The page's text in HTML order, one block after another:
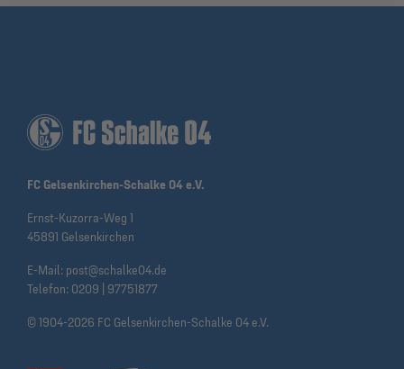
FC Gelsenkirchen-Schalke 04 e.V.
Ernst-Kuzorra-Weg 1
45891 Gelsenkirchen
E-Mail: post@schalke04.de
Telefon: 0209 | 97751877
© 1904-2026 FC Gelsenkirchen-Schalke 04 e.V.